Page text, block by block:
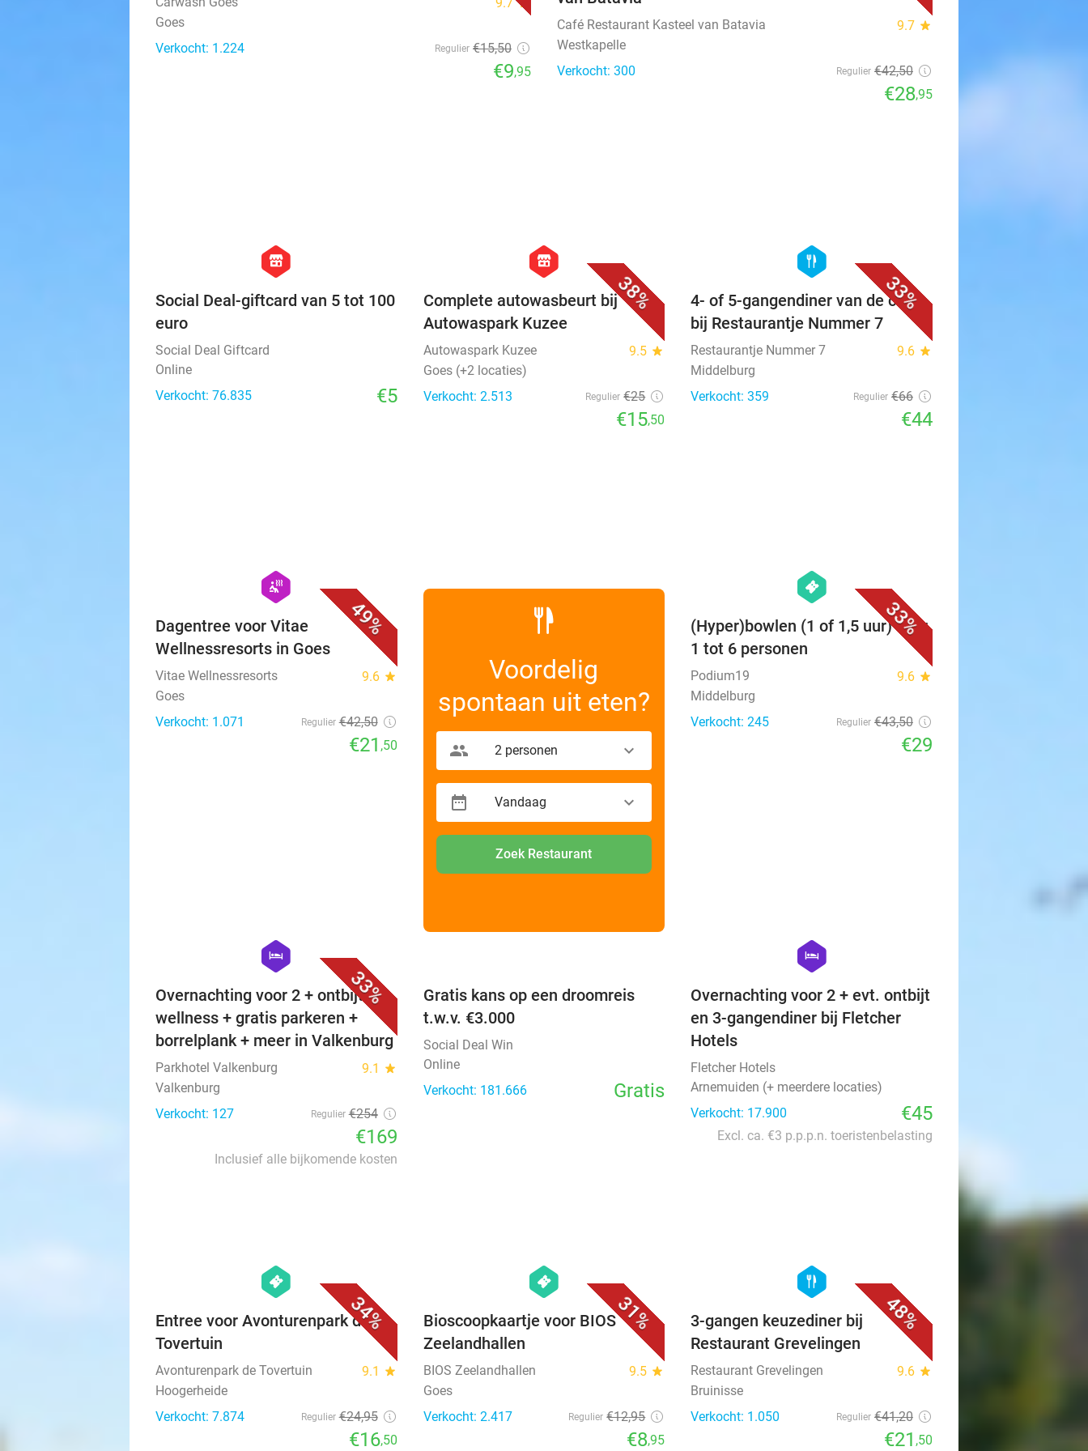
Goes
Verkocht: 1.224
Regulier €15,50
€9,95
Café Restaurant Kasteel van Batavia 9.7 star
Westkapelle
Verkocht: 300
Regulier €42,50
€28,95
hexagon
store
Social Deal-giftcard van 5 tot 100
euro
Social Deal Giftcard
Online
Verkocht: 76.835
€5
38%
hexagon
store
Complete autowasbeurt bij
Autowaspark Kuzee
Autowaspark Kuzee 9.5 star
Goes (+2 locaties)
Verkocht: 2.513
Regulier €25
€15,50
33%
hexagon
food
4- of 5-gangendiner van de chef
bij Restaurantje Nummer 7
Restaurantje Nummer 7 9.6 star
Middelburg
Verkocht: 359
Regulier €66
€44
49%
hexagon
wellness
Dagentree voor Vitae
Wellnessresorts in Goes
Vitae Wellnessresorts 9.6 star
Goes
Verkocht: 1.071
Regulier €42,50
€21 ,50
Voordelig
spontaan uit eten?
2 personen
Vandaag
Zoek Restaurant
33%
hexagon
events
(Hyper)bowlen (1 of 1,5 uur) voor
1 tot 6 personen
Podium19 9.6 star
Middelburg
Verkocht: 245
Regulier €43,50
€29
33%
hexagon
hotel
Overnachting voor 2 + ontbijt +
wellness + gratis parkeren +
borrelplank + meer in Valkenburg
Parkhotel Valkenburg 9.1 star
Valkenburg
Verkocht: 127
Regulier €254
€169
Inclusief alle bijkomende kosten
favorite_border
Gratis kans op een droomreis
t.w.v. €3.000
Social Deal Win
Online
Verkocht: 181.666
Gratis
hexagon
hotel
Overnachting voor 2 + evt. ontbijt
en 3-gangendiner bij Fletcher
Hotels
Fletcher Hotels
Arnemuiden (+ meerdere locaties)
Verkocht: 17.900
€45
Excl. ca. €3 p.p.p.n. toeristenbelasting
34%
hexagon
events
Entree voor Avonturenpark de
Tovertuin
Avonturenpark de Tovertuin 9.1 star
Hoogerheide
Verkocht: 7.874
Regulier €24,95
€16,50
31%
hexagon
events
Bioscoopkaartje voor BIOS
Zeelandhallen
BIOS Zeelandhallen 9.5 star
Goes
Verkocht: 2.417
Regulier €12,95
€8,95
48%
hexagon
food
3-gangen keuzediner bij
Restaurant Grevelingen
Restaurant Grevelingen 9.6 star
Bruinisse
Verkocht: 1.050
Regulier €41,20
€21 ,50